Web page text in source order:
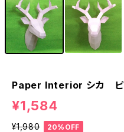
Paper Interior シカ ピ
¥1,584
¥1,980 20%OFF